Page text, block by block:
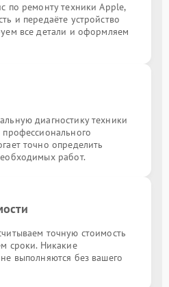
по ремонту техники Apple,
и передаёте устройство
все детали и оформляем
диагностику техники
точно определить
работ.
точную стоимость
сроки. Никакие
выполняются без вашего